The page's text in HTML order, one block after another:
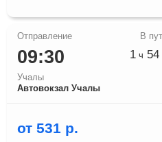
09:30
Учалы
Автовокзал Учалы
1 ч 54
от 531 р.